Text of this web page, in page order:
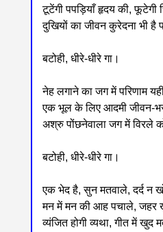
टूटेंगी पपड़ियाँ हृदय की, फूटेगी
दुखियों का जीवन कुरेदना भी है
बटोही, धीरे-धीरे गा।
नेह लगाने का जग में परिणाम
एक भूल के लिए आदमी जीवन-भर
अश्रु पोंछनेवाला जग में विरले
बटोही, धीरे-धीरे गा।
एक भेद है, सुन मतवाले, दर्द न
मन में मन की आह पचाले, जहर
व्यंजित होगी व्यथा, गीत में खुद